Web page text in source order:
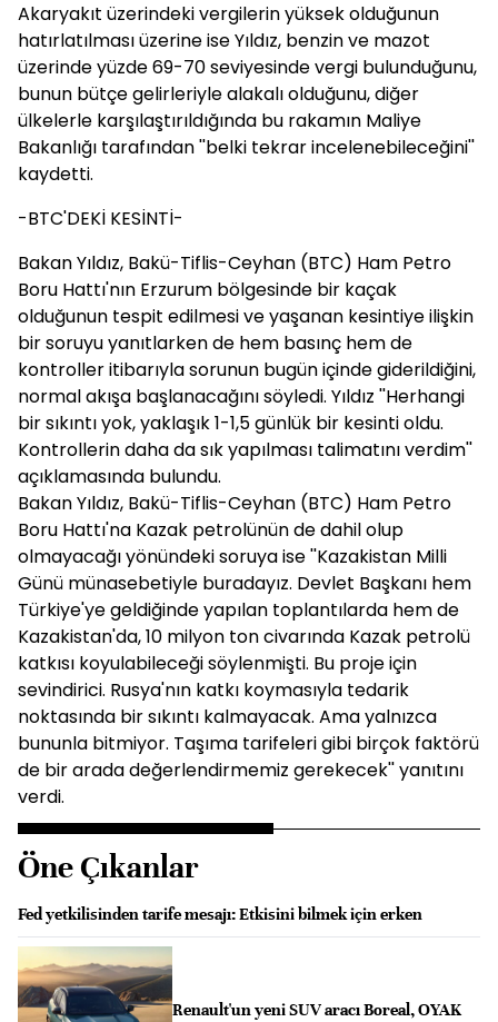
Akaryakıt üzerindeki vergilerin yüksek olduğunun
hatırlatılması üzerine ise Yıldız, benzin ve mazot
üzerinde yüzde 69-70 seviyesinde vergi bulunduğunu,
bunun bütçe gelirleriyle alakalı olduğunu, diğer
ülkelerle karşılaştırıldığında bu rakamın Maliye
Bakanlığı tarafından ''belki tekrar incelenebileceğini''
kaydetti.
-BTC'DEKİ KESİNTİ-
Bakan Yıldız, Bakü-Tiflis-Ceyhan (BTC) Ham Petro
Boru Hattı'nın Erzurum bölgesinde bir kaçak
olduğunun tespit edilmesi ve yaşanan kesintiye ilişkin
bir soruyu yanıtlarken de hem basınç hem de
kontroller itibarıyla sorunun bugün içinde giderildiğini,
normal akışa başlanacağını söyledi. Yıldız ''Herhangi
bir sıkıntı yok, yaklaşık 1-1,5 günlük bir kesinti oldu.
Kontrollerin daha da sık yapılması talimatını verdim''
açıklamasında bulundu.
Bakan Yıldız, Bakü-Tiflis-Ceyhan (BTC) Ham Petro
Boru Hattı'na Kazak petrolünün de dahil olup
olmayacağı yönündeki soruya ise ''Kazakistan Milli
Günü münasebetiyle buradayız. Devlet Başkanı hem
Türkiye'ye geldiğinde yapılan toplantılarda hem de
Kazakistan'da, 10 milyon ton civarında Kazak petrolü
katkısı koyulabileceği söylenmişti. Bu proje için
sevindirici. Rusya'nın katkı koymasıyla tedarik
noktasında bir sıkıntı kalmayacak. Ama yalnızca
bununla bitmiyor. Taşıma tarifeleri gibi birçok faktörü
de bir arada değerlendirmemiz gerekecek'' yanıtını
verdi.
Öne Çıkanlar
Fed yetkilisinden tarife mesajı: Etkisini bilmek için erken
Renault'un yeni SUV aracı Boreal, OYAK